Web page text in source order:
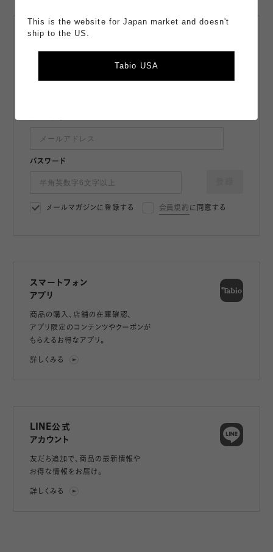
会員登録・
メールマガジン登録
最新情報や限定クーポンをお届け。
購入でポイント獲得。会員は110円（税込）購入で+1ポイント獲
パスワード
メールマガジンに登録する 会員規約 に同意する
スマートフォン
アプリ
商品の購入、店舗の在庫確認、
アプリ限定のコンテンツやクーポンが
もらえるお得なアプリ。
詳しくみる
LINE公式
アカウント
友だち追加で、 商品の最新情報や
お得な情報をお届け。
詳しくみる
This is the website for Japan market and doesn't
ship to the US.
Tabio USA